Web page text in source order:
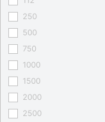
250
500
750
1000
1500
2000
2500